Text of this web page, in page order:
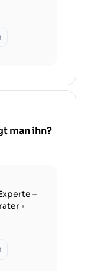
man ihn?
–
•